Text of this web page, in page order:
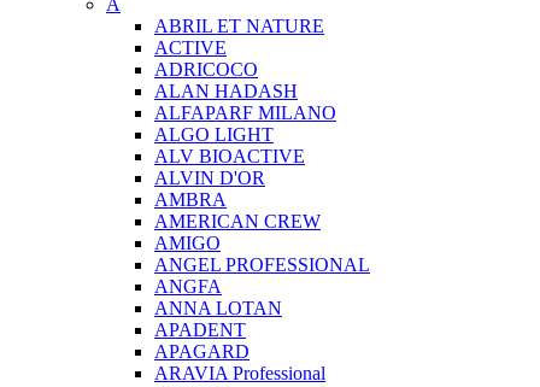
A
ABRIL ET NATURE
ACTIVE
ADRICOCO
ALAN HADASH
ALFAPARF MILANO
ALGO LIGHT
ALV BIOACTIVE
ALVIN D'OR
AMBRA
AMERICAN CREW
AMIGO
ANGEL PROFESSIONAL
ANGFA
ANNA LOTAN
APADENT
APAGARD
ARAVIA Professional